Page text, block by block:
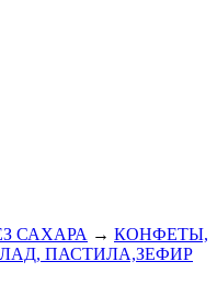
САХАРА → КОНФЕТЫ,
ПАСТИЛА,ЗЕФИР